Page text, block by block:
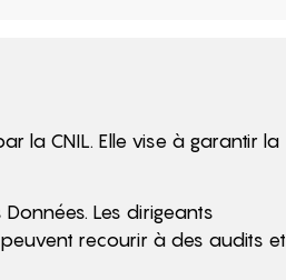
la CNIL. Elle vise à garantir la
Les dirigeants
recourir à des audits et